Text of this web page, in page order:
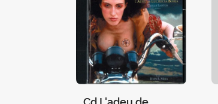
Cd L'adeu de